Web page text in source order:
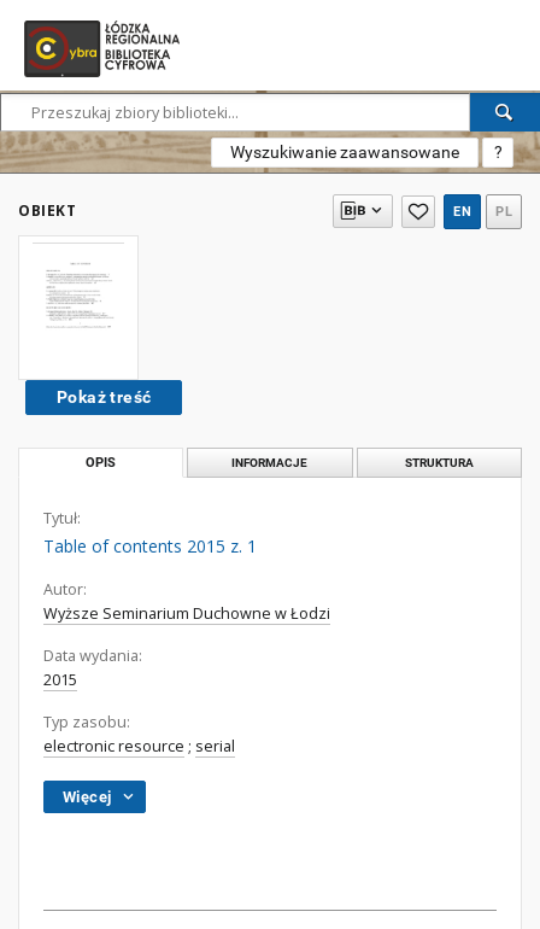
Wyszukiwanie zaawansowane ?
OBIEKT EN PL
Pokaż treść
OPIS INFORMACJE STRUKTURA
Tytuł:
Table of contents 2015 z. 1
Autor:
Wyższe Seminarium Duchowne w Łodzi
Data wydania:
2015
Typ zasobu:
electronic resource ; serial
Więcej